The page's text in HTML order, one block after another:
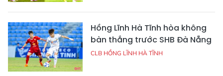
Hồng Lĩnh Hà Tĩnh hòa không
bàn thắng trước SHB Đà Nẵng
CLB HỒNG LĨNH HÀ TĨNH